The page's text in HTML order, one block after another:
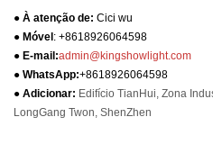
● À atenção de: Cici wu
● Móvel: +8618926064598
● E-mail:admin@kingshowlight.com
● WhatsApp:+8618926064598
● Adicionar: Edifício TianHui, Zona
LongGang Twon, ShenZhen